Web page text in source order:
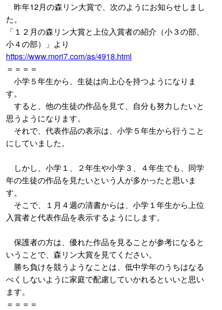
昨年12月の森リン大賞で、次のようにお知らせしまし
た。
「１２月の森リン大賞と上位入賞者の紹介（小３の部、
小４の部）」より
https://www.mori7.com/as/4918.html
＝＝＝＝
小学５年生から、生徒は向上心を持つようになりま
す。
すると、他の生徒の作品を見て、自分も努力したいと
思うようになります。
それで、代表作品の表示は、小学５年生から行うこと
にしていました。
しかし、小学１、２年生や小学３、４年生でも、同学
年の生徒の作品を見たいという人が多かったと思いま
す。
そこで、１月４週の清書からは、小学１年生から上位
入賞者と代表作品を表示するようにします。
保護者の方は、優れた作品を見ることが参考になると
いうことで、森リン大賞を見てください。
勝ち負けを競うようなことは、低中学年のうちはなる
べくしないように家庭で配慮していかれるといいと思い
ます。
＝＝＝＝